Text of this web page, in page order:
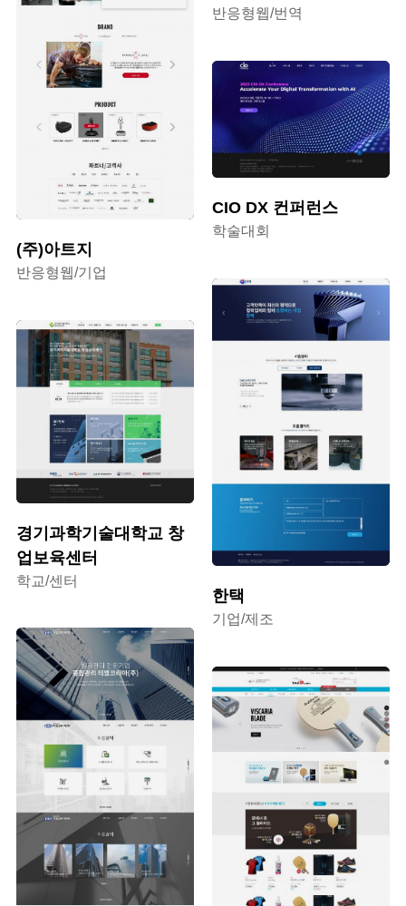
반응형웹/번역
(주)아트지
반응형웹/기업
CIO DX 컨퍼런스
학술대회
한택
기업/제조
경기과학기술대학교 창
업보육센터
학교/센터